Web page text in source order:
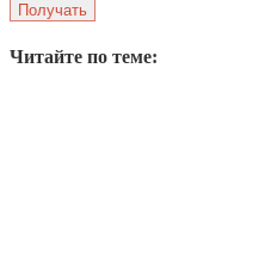
Читайте по теме: